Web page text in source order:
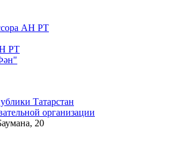
АН РТ
РТ
Татарстан
организации
20